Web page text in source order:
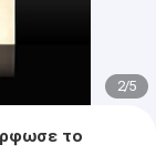
2/5
το